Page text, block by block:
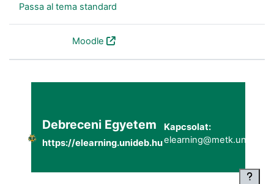
Passa al tema standard
Moodle
Debreceni Egyetem
https://elearning.unideb.hu
Kapcsolat: